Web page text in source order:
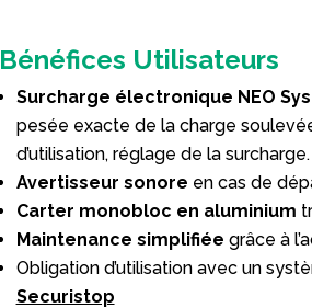
Bénéfices Utilisateurs
Surcharge électronique NEO
pesée exacte de la charge
d’utilisation, réglage de la surcharge.
Avertisseur sonore en cas de
Carter monobloc en aluminium
Maintenance simplifiée grâce à
Obligation d’utilisation avec un
Securistop